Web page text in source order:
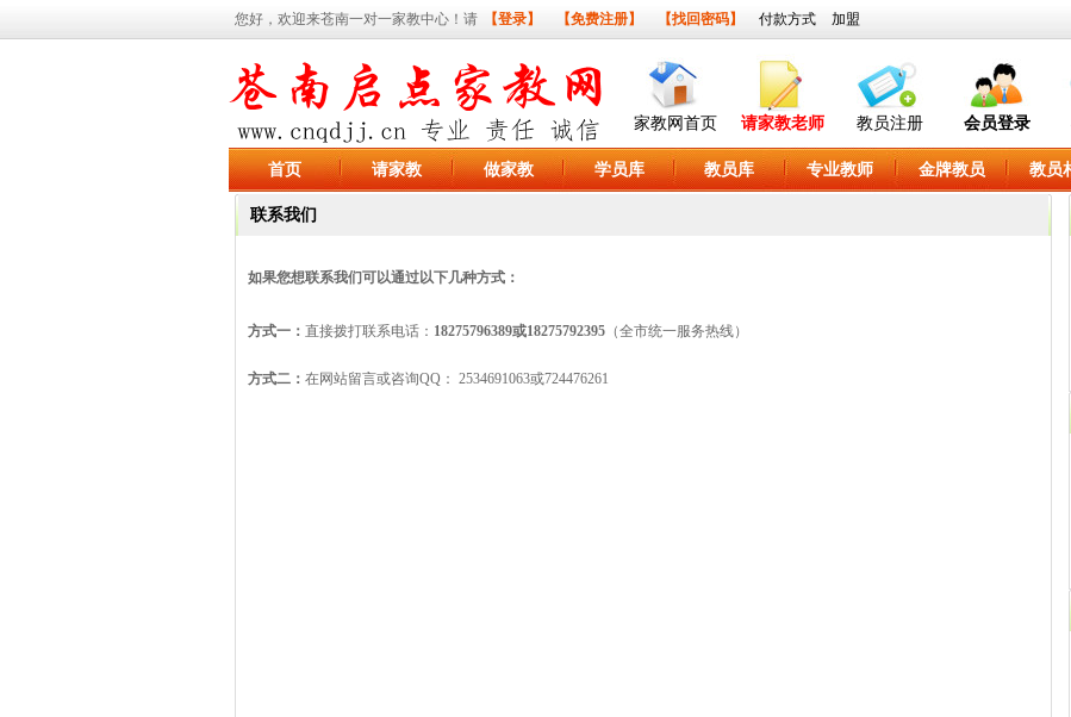
您好，欢迎来苍南一对一家教中心！请 【登录】 【免费注册】 【找回密码】 付款方式 加盟
家教网首页 请家教老师 教员注册 会员登录
首页 请家教 做家教 学员库 教员库 专业教师 金牌教员 教员
联系我们
如果您想联系我们可以通过以下几种方式：
方式一： 直接拨打联系电话： 18275796389或18275792395 （全市统一服务热线）
方式二： 在网站留言或咨询QQ： 2534691063或724476261